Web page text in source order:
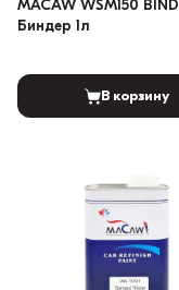
MACAW WSM150
Биндер 1л
В корзину